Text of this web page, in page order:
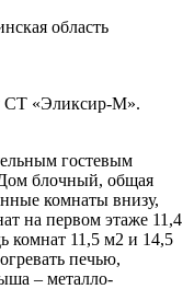
область
СТ «Эликсир-М».
гостевым
блочный, общая
комнаты внизу,
на первом этаже 11,4
комнат 11,5 м2 и 14,5
печью,
– металло-